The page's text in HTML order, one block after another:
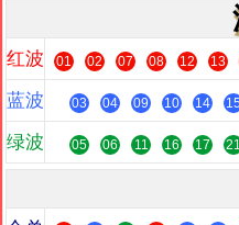
红波 01 02 07 08 12 13
蓝波 03 04 09 10 14 15
绿波 05 06 11 16 17 21